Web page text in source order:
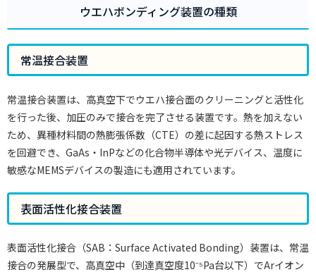
ウエハボンディング装置の種類
常温接合装置
常温接合装置は、高真空下でウエハ接合面のクリーニングと活性化
を行った後、加圧のみで接合を完了させる装置です。熱を加えない
ため、異種材料間の熱膨張係数（CTE）の差に起因する熱ストレス
を回避でき、GaAs・InPなどの化合物半導体や光デバイス、温度に
敏感なMEMSデバイスの製造にも適用されています。
表面活性化接合装置
表面活性化接合（SAB：Surface Activated Bonding）装置は、常温
接合の発展型で、高真空中（到達真空度10⁻⁵Pa台以下）でArイオン